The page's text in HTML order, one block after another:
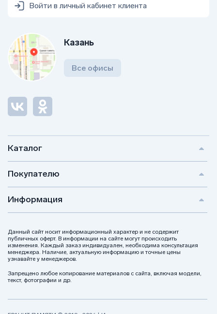
Каталог
Покупателю
Информация
Данный сайт носит информационный характер и не содержит
публичных оферт. В информации на сайте могут происходить
изменения. Каждый заказ индивидуален, необходима консультация
менеджера. Наличие, актуальную информацию и точные цены
узнавайте у менеджеров.
Запрещено любое копирование материалов с сайта, включая модели,
текст, фотографии и др.
Войти в личный кабинет клиента
Казань
Все офисы